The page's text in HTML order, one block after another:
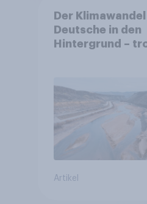
Der
Deutsche in den
Hintergrund –
Artikel